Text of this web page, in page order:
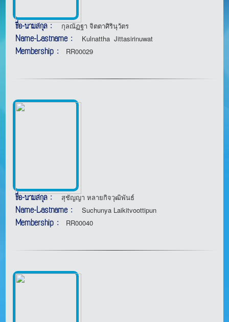
ชื่อ-นามสกุล : กุลณัฏฐา จิตตาศิรินุวัตร
Name-Lastname : Kulnattha Jittasirinuwat
Membership : RR00029
ชื่อ-นามสกุล : สุชัญญา หลายกิจวุฒิพันธ์
Name-Lastname : Suchunya Laikitvoottipun
Membership : RR00040